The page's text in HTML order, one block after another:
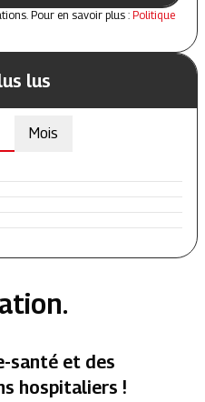
Pour en savoir plus : Politique
lus
Mois
santé et des
hospitaliers !